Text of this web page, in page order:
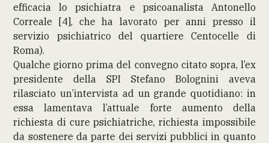
efficacia lo psichiatra e psicoanalista Antonello
Correale [4], che ha lavorato per anni presso il
servizio psichiatrico del quartiere Centocelle di
Roma).
Qualche giorno prima del convegno citato sopra, l’ex
presidente della SPI Stefano Bolognini aveva
rilasciato un’intervista ad un grande quotidiano: in
essa lamentava l’attuale forte aumento della
richiesta di cure psichiatriche, richiesta impossibile
da sostenere da parte dei servizi pubblici in quanto